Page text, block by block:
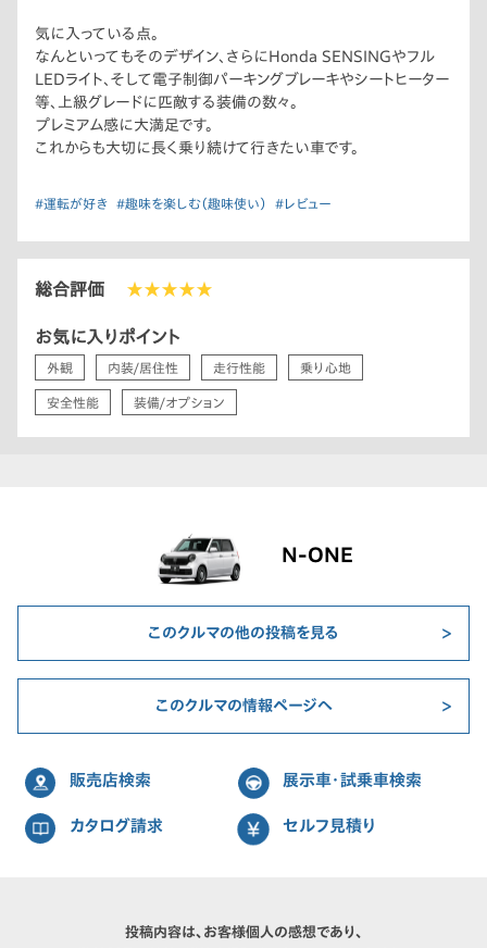
気に入っている点。
なんといってもそのデザイン、さらにHonda SENSINGやフル
LEDライト、そして電子制御パーキングブレーキやシートヒーター
等、上級グレードに匹敵する装備の数々。
プレミアム感に大満足です。
これからも大切に長く乗り続けて行きたい車です。
#運転が好き #趣味を楽しむ（趣味使い） #レビュー
総合評価 ★★★★★
お気に入りポイント
外観 内装/居住性 走行性能 乗り心地
安全性能 装備/オプション
N-ONE
このクルマの他の投稿を見る
このクルマの情報ページへ
販売店検索 展示車・試乗車検索
カタログ請求 セルフ見積り
投稿内容は、お客様個人の感想であり、